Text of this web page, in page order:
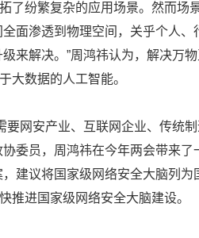
了纷繁复杂的应用场景。然而场
面渗透到物理空间，关乎个人、
来解决。”周鸿祎认为，解决万
大数据的人工智能。
要网安产业、互联网企业、传统
委员，周鸿祎在今年两会带来了
建议将国家级网络安全大脑列为
推进国家级网络安全大脑建设。